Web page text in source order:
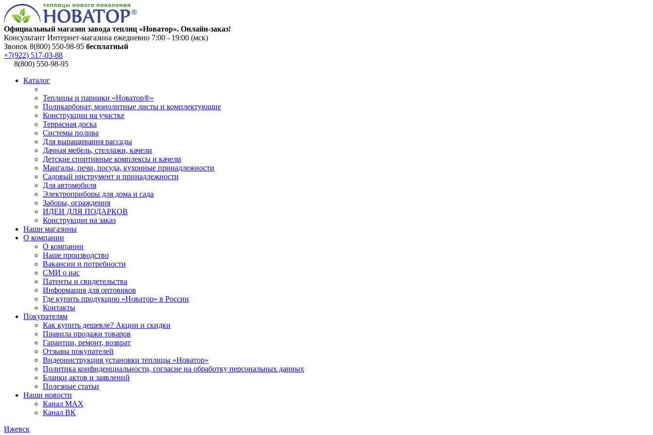
Официальный магазин завода теплиц «Новатор». Онлайн-заказ!
Консультант Интернет-магазина ежедневно 7:00 - 19:00 (мск)
Звонок 8(800) 550-98-95 бесплатный
+7(922) 517-03-88
8(800) 550-98-95
Каталог
Теплицы и парники «Новатор®»
Поликарбонат, монолитные листы и комплектующие
Конструкции на участке
Террасная доска
Системы полива
Для выращивания рассады
Дачная мебель, стеллажи, качели
Детские спортивные комплексы и качели
Мангалы, печи, посуда, кухонные принадлежности
Садовый инструмент и принадлежности
Для автомобиля
Электроприборы для дома и сада
Заборы, ограждения
ИДЕИ ДЛЯ ПОДАРКОВ
Конструкции на заказ
Наши магазины
О компании
О компании
Наше производство
Вакансии и потребности
СМИ о нас
Патенты и свидетельства
Информация для оптовиков
Где купить продукцию «Новатор» в России
Контакты
Покупателям
Как купить дешевле? Акции и скидки
Правила продажи товаров
Гарантии, ремонт, возврат
Отзывы покупателей
Видеоинструкция установки теплицы «Новатор»
Политика конфиденциальности, согласие на обработку персональных данных
Бланки актов и заявлений
Полезные статьи
Наши новости
Канал MAX
Канал ВК
Ижевск